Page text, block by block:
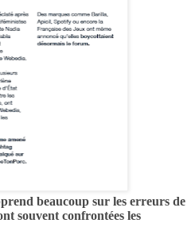
beaucoup sur les erreurs de
souvent confrontées les